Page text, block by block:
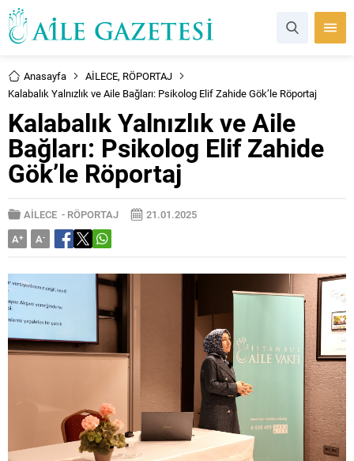
Anasayfa AİLECE, RÖPORTAJ
Kalabalık Yalnızlık ve Aile Bağları: Psikolog Elif Zahide Gök’le Röportaj
Kalabalık Yalnızlık ve Aile
Bağları: Psikolog Elif Zahide
Gök’le Röportaj
AİLECE - RÖPORTAJ
21.01.2025
A+ A-